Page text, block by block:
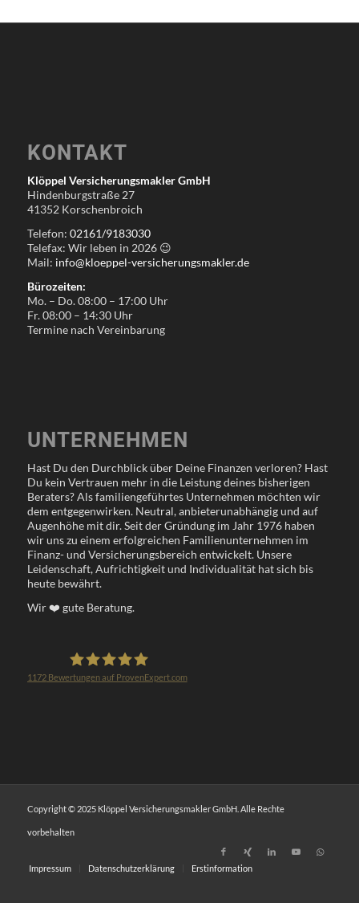
KONTAKT
Klöppel Versicherungsmakler GmbH
Hindenburgstraße 27
41352 Korschenbroich
Telefon: 02161/9183030
Telefax: Wir leben in 2026 😉
Mail: info@kloeppel-versicherungsmakler.de
Bürozeiten:
Mo. – Do. 08:00 – 17:00 Uhr
Fr. 08:00 – 14:30 Uhr
Termine nach Vereinbarung
UNTERNEHMEN
Hast Du den Durchblick über Deine Finanzen verloren? Hast
Du kein Vertrauen mehr in die Leistung deines bisherigen
Beraters? Als familiengeführtes Unternehmen möchten wir
dem entgegenwirken. Neutral, anbieterunabhängig und auf
Augenhöhe mit dir. Seit der Gründung im Jahr 1976 haben
wir uns zu einem erfolgreichen Familienunternehmen im
Finanz- und Versicherungsbereich entwickelt. Unsere
Leidenschaft, Aufrichtigkeit und Individualität hat sich bis
heute bewährt.
Wir❤️ gute Beratung.
1172Bewertungen auf ProvenExpert.com
Copyright © 2025 Klöppel Versicherungsmakler GmbH. Alle Rechte
vorbehalten
Impressum Datenschutzerklärung Erstinformation